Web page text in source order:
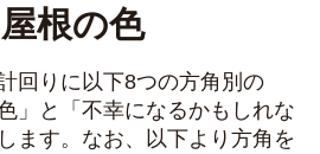
根の色
回りに以下8つの方角別の
」と「不幸になるかもしれな
ます。なお、 以下より方角を